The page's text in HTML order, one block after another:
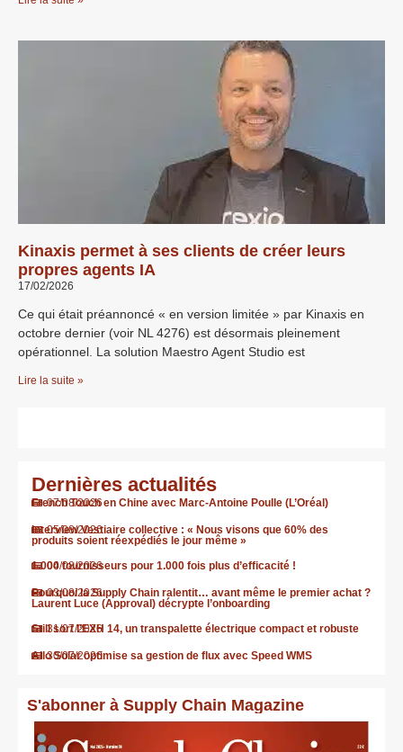
Kinaxis permet à ses clients de créer leurs
propres agents IA
17/02/2026
Ce qui était préannoncé « en version limitée » par Kinaxis en
octobre dernier (voir NL 4276) est désormais pleinement
opérationnel. La solution Maestro Agent Studio est
Lire la suite »
Dernières actualités
07/08/2026
French Touch en Chine avec Marc-Antoine Poulle (L’Oréal)
05/08/2026
Interview Vestiaire collective : « Nous visons que 60% des
produits soient réexpédiés le jour même »
04/08/2026
1.000 fournisseurs pour 1.000 fois plus d’efficacité !
03/08/2026
Pourquoi la Supply Chain ralentit… avant même le premier achat ?
Laurent Luce (Approval) décrypte l’onboarding
31/07/2026
Still sort l’EXH 14, un transpalette électrique compact et robuste
30/07/2026
Allo Solar optimise sa gestion de flux avec Speed WMS
S'abonner à Supply Chain Magazine